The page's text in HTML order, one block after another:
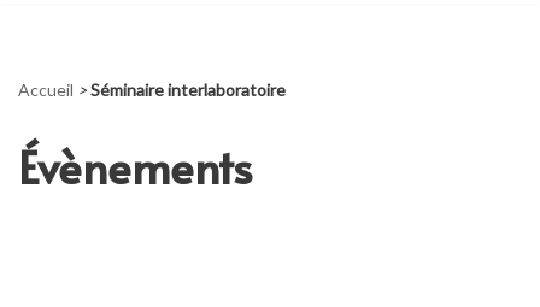
Accueil >Séminaire interlaboratoire
Évènements